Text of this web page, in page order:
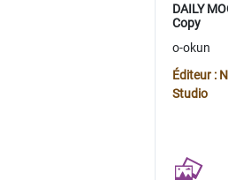
DAILY
Copy
o-okun
Éditeur :
Studio